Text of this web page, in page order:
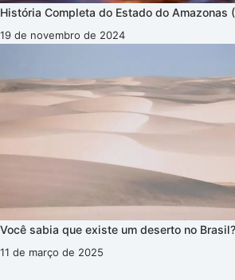
História Completa do Estado do Amazonas
19 de novembro de 2024
Você sabia que existe um deserto no Brasil?
11 de março de 2025